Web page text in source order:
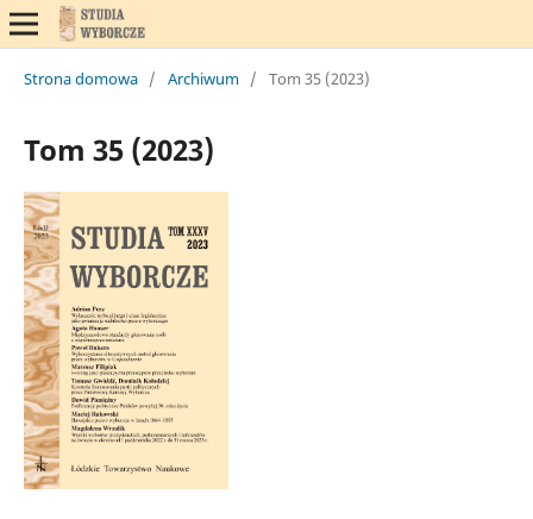
Strona domowa / Archiwum / Tom 35 (2023)
Tom 35 (2023)